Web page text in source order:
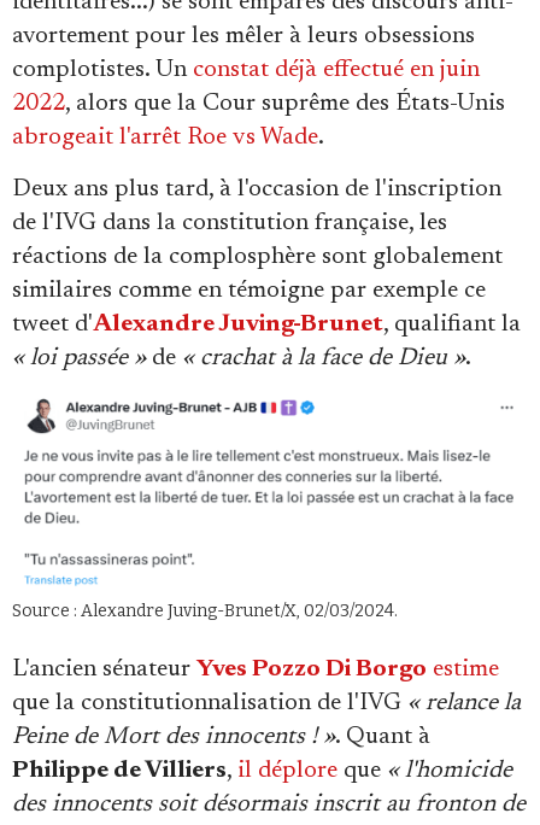
avortement pour les mêler à leurs obsessions
complotistes. Un constat déjà effectué en juin
2022, alors que la Cour suprême des États-Unis
abrogeait l'arrêt Roe vs Wade.
Deux ans plus tard, à l'occasion de l'inscription
de l'IVG dans la constitution française, les
réactions de la complosphère sont globalement
similaires comme en témoigne par exemple ce
tweet d'Alexandre Juving-Brunet, qualifiant la
« loi passée »de « crachat à la face de Dieu ».
Source : Alexandre Juving-Brunet/X, 02/03/2024.
L'ancien sénateur Yves Pozzo Di Borgo estime
que la constitutionnalisation de l'IVG « relance la
Peine de Mort des innocents ! ». Quant à
Philippe de Villiers, il déplore que « l'homicide
des innocents soit désormais inscrit au fronton de